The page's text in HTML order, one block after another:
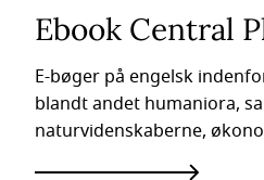
Ebook Central
E-bøger på engelsk
blandt andet humaniora,
naturvidenskaberne,